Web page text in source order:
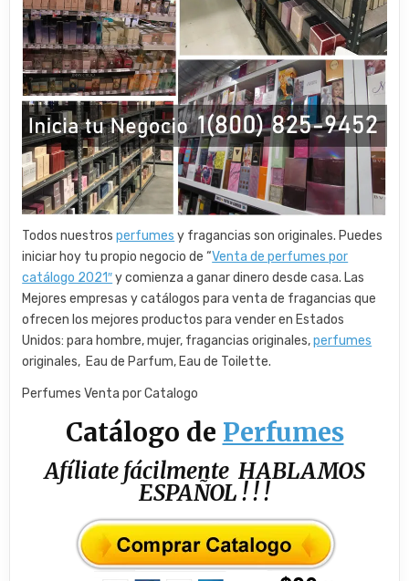
Todos nuestrosperfumes y fragancias son originales. Puedes
iniciar hoy tu propio negocio de “Venta de perfumes por
catálogo 2021″y comienza a ganar dinero desde casa. Las
Mejores empresas y catálogos para venta de fragancias que
ofrecen los mejores productos para vender en Estados
Unidos: para hombre, mujer, fragancias originales,perfumes
originales, Eau de Parfum, Eau de Toilette.
Perfumes Venta por Catalogo
Catálogo de Perfumes
Afíliate fácilmente HABLAMOS
ESPAÑOL ! ! !